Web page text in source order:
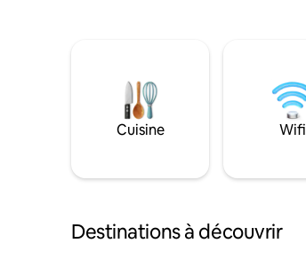
Cuisine Wifi
Destinations à découvrir